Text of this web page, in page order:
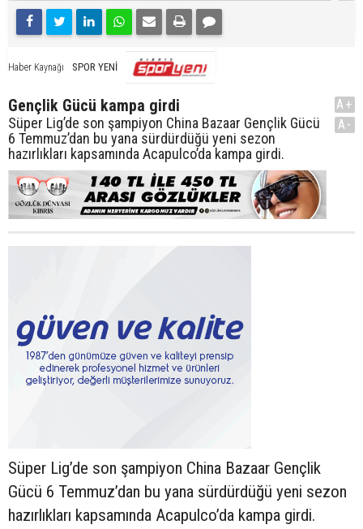
Haber Kaynağı SPOR YENİ
Gençlik Gücü kampa girdi
Süper Lig’de son şampiyon China Bazaar Gençlik Gücü
6 Temmuz’dan bu yana sürdürdüğü yeni sezon
hazırlıkları kapsamında Acapulco’da kampa girdi.
A+
A-
Süper Lig’de son şampiyon China Bazaar Gençlik
Gücü 6 Temmuz’dan bu yana sürdürdüğü yeni sezon
hazırlıkları kapsamında Acapulco’da kampa girdi.